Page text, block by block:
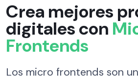
Crea mejores
digitales con
Frontends
Los micro frontends son